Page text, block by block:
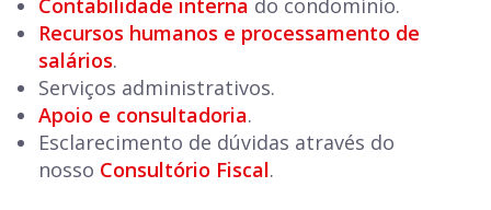
Contabilidade interna do condomínio.
Recursos humanos e processamento de
salários.
Serviços administrativos.
Apoio e consultadoria.
Esclarecimento de dúvidas através do
nosso Consultório Fiscal.